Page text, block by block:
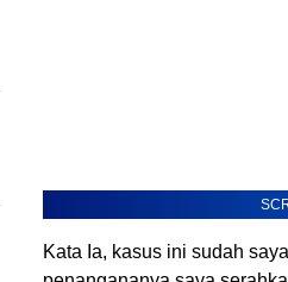
Kata Ia, kasus ini sudah